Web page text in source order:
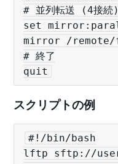
# 並列転送 (4接続)
set
mirror /
# 終了
quit
スクリプトの例
#!/bin/bash
lftp sftp://